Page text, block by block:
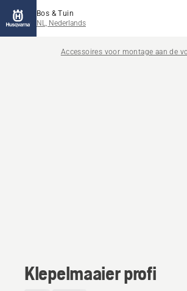
Bos & Tuin
NL, Nederlands
Accessoires voor montage aan de
Klepelmaaier profi